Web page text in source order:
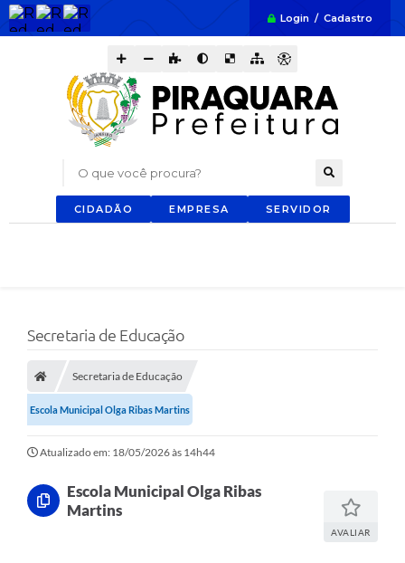
Login / Cadastro
O que você procura?
CIDADÃO EMPRESA SERVIDOR
Secretaria de Educação
Secretaria de Educação
Escola Municipal Olga Ribas Martins
Atualizado em: 18/05/2026 às 14h44
Escola Municipal Olga Ribas
Martins
AVALIAR